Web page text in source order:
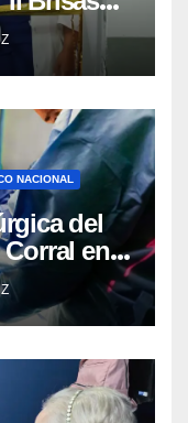
NACIONAL
del
en